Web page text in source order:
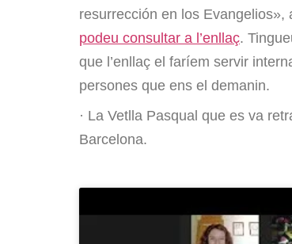
resurrección en los Evangelios»,
podeu consultar a l’enllaç.
que l’enllaç el faríem servir
persones que ens el demanin.
· La Vetlla Pasqual que es va
Barcelona.